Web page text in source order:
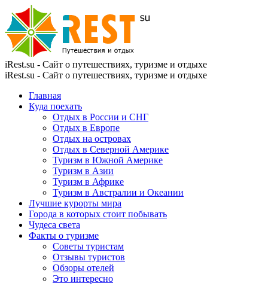
iRest.su - Сайт о путешествиях, туризме и отдыхе
iRest.su - Сайт о путешествиях, туризме и отдыхе
Главная
Куда поехать
Отдых в России и СНГ
Отдых в Европе
Отдых на островах
Отдых в Северной Америке
Туризм в Южной Америке
Туризм в Азии
Туризм в Африке
Туризм в Австралии и Океании
Лучшие курорты мира
Города в которых стоит побывать
Чудеса света
Факты о туризме
Советы туристам
Отзывы туристов
Обзоры отелей
Это интересно